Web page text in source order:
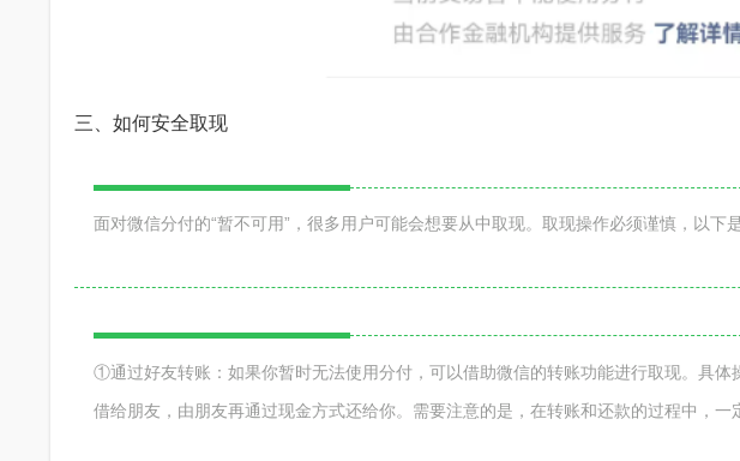
三、如何安全取现
面对微信分付的“暂不可用”，很多用户可能会想要从中取现。取现操作必须谨慎，以下
①通过好友转账：如果你暂时无法使用分付，可以借助微信的转账功能进行取现。具
借给朋友，由朋友再通过现金方式还给你。需要注意的是，在转账和还款的过程中，一